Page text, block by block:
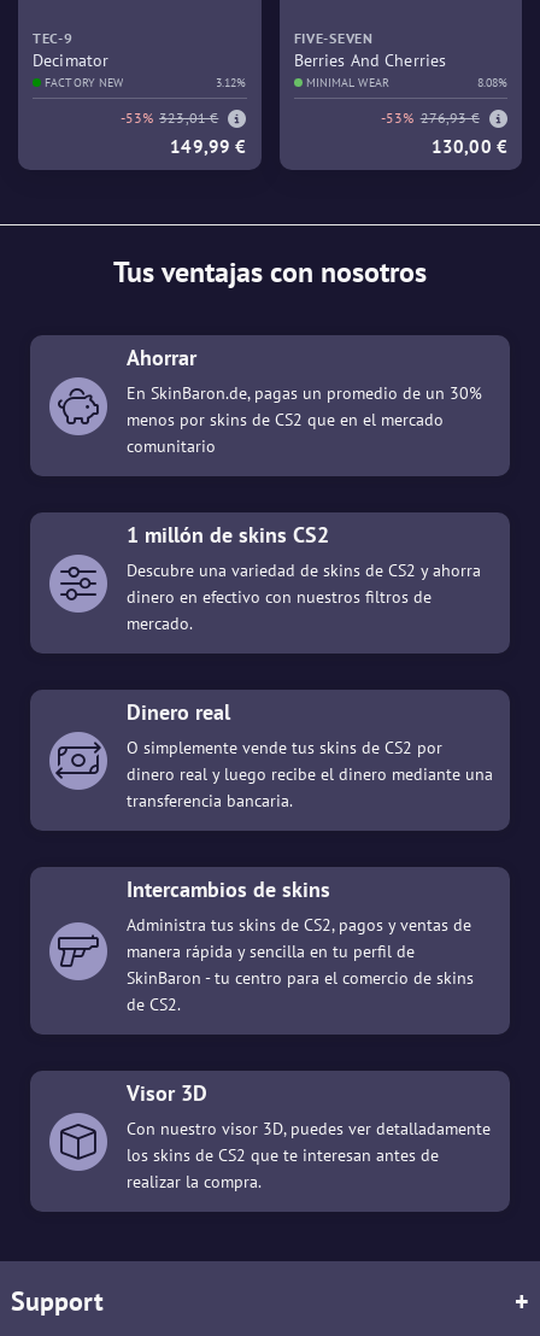
TEC-9
Decimator
FACTORY NEW 3.12%
-53% 323,01 €
149,99 €
FIVE-SEVEN
Berries And Cherries
MINIMAL WEAR 8.08%
-53% 276,93 €
130,00 €
Tus ventajas con nosotros
Ahorrar
En SkinBaron.de, pagas un promedio de un 30%
menos por skins de CS2 que en el mercado
comunitario
1 millón de skins CS2
Descubre una variedad de skins de CS2 y ahorra
dinero en efectivo con nuestros filtros de
mercado.
Dinero real
O simplemente vende tus skins de CS2 por
dinero real y luego recibe el dinero mediante una
transferencia bancaria.
Intercambios de skins
Administra tus skins de CS2, pagos y ventas de
manera rápida y sencilla en tu perfil de
SkinBaron - tu centro para el comercio de skins
de CS2.
Visor 3D
Con nuestro visor 3D, puedes ver detalladamente
los skins de CS2 que te interesan antes de
realizar la compra.
Support +